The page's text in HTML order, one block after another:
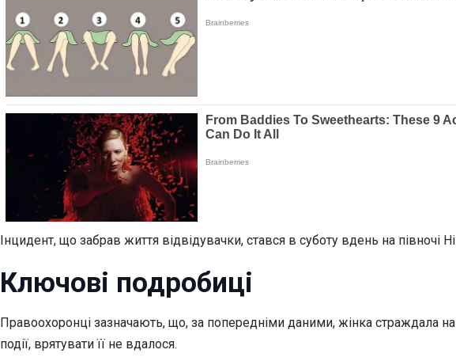
Інцидент, що забрав життя відвідувачки, стався в суботу вдень на півночі
Ключові подробиці
Правоохоронці зазначають, що, за попередніми даними, жінка страждала
події, врятувати її не вдалося.